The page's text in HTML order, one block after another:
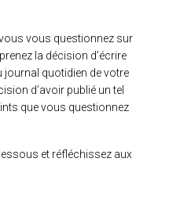
vous questionnez sur
la décision d’écrire
journal quotidien de votre
d’avoir publié un tel
que vous questionnez
et réfléchissez aux